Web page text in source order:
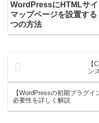
WordPressにHTMLサイ
マップページを設置する
つの方法
【
ン
【WordPressの初期プラグイ
必要性を詳しく解説